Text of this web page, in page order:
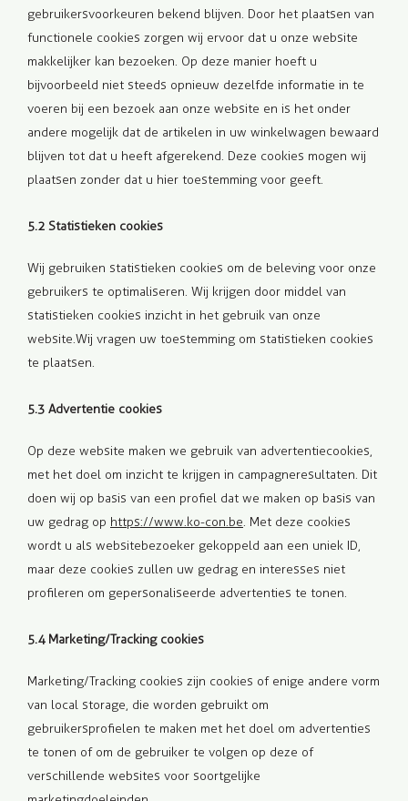
gebruikersvoorkeuren bekend blijven. Door het plaatsen van
functionele cookies zorgen wij ervoor dat u onze website
makkelijker kan bezoeken. Op deze manier hoeft u
bijvoorbeeld niet steeds opnieuw dezelfde informatie in te
voeren bij een bezoek aan onze website en is het onder
andere mogelijk dat de artikelen in uw winkelwagen bewaard
blijven tot dat u heeft afgerekend. Deze cookies mogen wij
plaatsen zonder dat u hier toestemming voor geeft.
5.2 Statistieken cookies
Wij gebruiken statistieken cookies om de beleving voor onze
gebruikers te optimaliseren. Wij krijgen door middel van
statistieken cookies inzicht in het gebruik van onze
website. Wij vragen uw toestemming om statistieken cookies
te plaatsen.
5.3 Advertentie cookies
Op deze website maken we gebruik van advertentiecookies,
met het doel om inzicht te krijgen in campagneresultaten. Dit
doen wij op basis van een profiel dat we maken op basis van
uw gedrag op https://www.ko-con.be. Met deze cookies
wordt u als websitebezoeker gekoppeld aan een uniek ID,
maar deze cookies zullen uw gedrag en interesses niet
profileren om gepersonaliseerde advertenties te tonen.
5.4 Marketing/Tracking cookies
Marketing/Tracking cookies zijn cookies of enige andere vorm
van local storage, die worden gebruikt om
gebruikersprofielen te maken met het doel om advertenties
te tonen of om de gebruiker te volgen op deze of
verschillende websites voor soortgelijke